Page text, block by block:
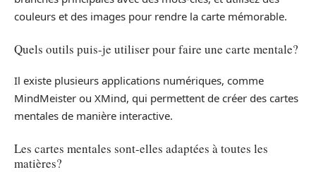
couleurs et des images pour rendre la carte mémorable.
Quels outils puis-je utiliser pour faire une carte mentale?
Il existe plusieurs applications numériques, comme
MindMeister ou XMind, qui permettent de créer des cartes
mentales de manière interactive.
Les cartes mentales sont-elles adaptées à toutes les
matières?